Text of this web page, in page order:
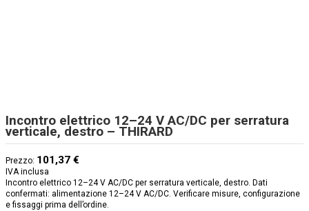
Incontro elettrico 12–24 V AC/DC per serratura
verticale, destro – THIRARD
Prezzo: 101,37 €
IVA inclusa
Incontro elettrico 12–24 V AC/DC per serratura verticale, destro. Dati
confermati: alimentazione 12–24 V AC/DC. Verificare misure, configurazione
e fissaggi prima dell’ordine.